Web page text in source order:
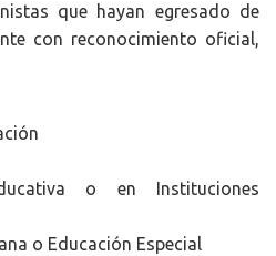
que hayan egresado de
con reconocimiento oficial,
o en Instituciones
o Educación Especial